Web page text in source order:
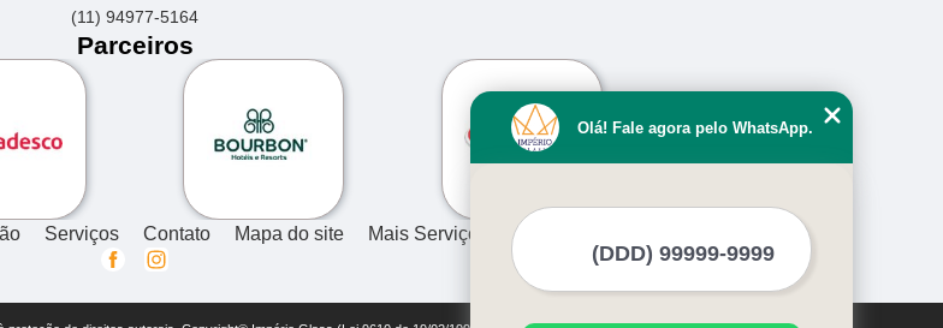
(11) 94977-5164
Parceiros
›
Serviços Contato Mapa do site Mais Serviços
Olá! Fale agora pelo WhatsApp.